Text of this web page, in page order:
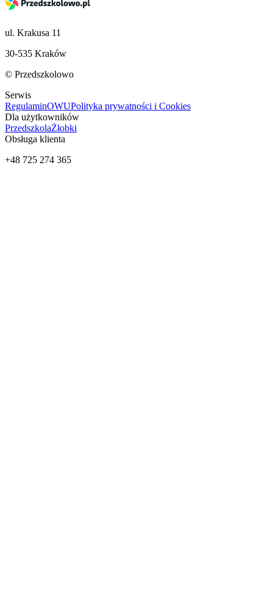
ul. Krakusa 11
30-535 Kraków
© Przedszkolowo
Serwis
RegulaminOWUPolityka prywatności i Cookies
Dla użytkowników
PrzedszkolaŻłobki
Obsługa klienta
+48 725 274 365